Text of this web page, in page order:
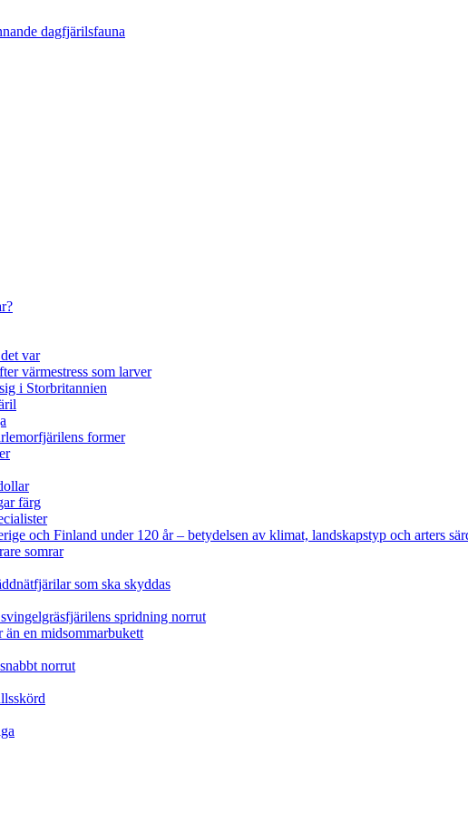
var
värmestress som larver
i Storbritannien
former
färg
och Finland under 120 år– betydelsen av klimat, landskapstyp och arters
somrar
som ska skyddas
spridning norrut
en midsommarbukett
norrut